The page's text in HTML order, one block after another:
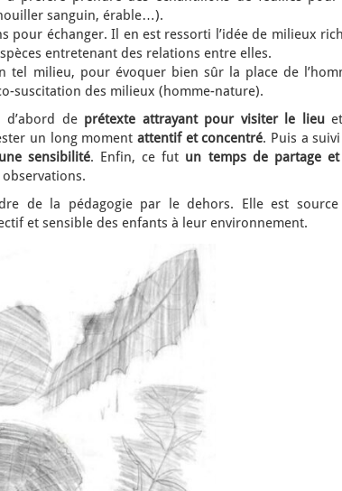
sanguin, érable…).
pour échanger. Il en est ressorti l’idée de milieux
entretenant des relations entre elles.
tel milieu, pour évoquer bien sûr la place de
suscitation des milieux (homme-nature).
de prétexte attrayant pour visiter le lieu
un long moment attentif et concentré. Puis a
sensibilité. Enfin, ce fut un temps de partage
de la pédagogie par le dehors. Elle est
et sensible des enfants à leur environnement.